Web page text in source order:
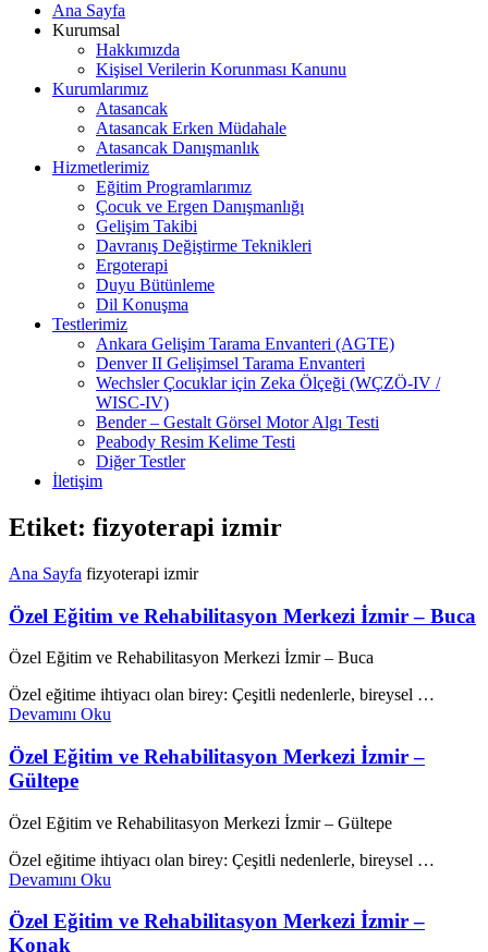
Ana Sayfa
Kurumsal
Hakkımızda
Kişisel Verilerin Korunması Kanunu
Kurumlarımız
Atasancak
Atasancak Erken Müdahale
Atasancak Danışmanlık
Hizmetlerimiz
Eğitim Programlarımız
Çocuk ve Ergen Danışmanlığı
Gelişim Takibi
Davranış Değiştirme Teknikleri
Ergoterapi
Duyu Bütünleme
Dil Konuşma
Testlerimiz
Ankara Gelişim Tarama Envanteri (AGTE)
Denver II Gelişimsel Tarama Envanteri
Wechsler Çocuklar için Zeka Ölçeği (WÇZÖ-IV /
WISC-IV)
Bender – Gestalt Görsel Motor Algı Testi
Peabody Resim Kelime Testi
Diğer Testler
İletişim
Etiket: fizyoterapi izmir
Ana Sayfa fizyoterapi izmir
Özel Eğitim ve Rehabilitasyon Merkezi İzmir – Buca
Özel Eğitim ve Rehabilitasyon Merkezi İzmir – Buca
Özel eğitime ihtiyacı olan birey: Çeşitli nedenlerle, bireysel …
Devamını Oku
Özel Eğitim ve Rehabilitasyon Merkezi İzmir –
Gültepe
Özel Eğitim ve Rehabilitasyon Merkezi İzmir – Gültepe
Özel eğitime ihtiyacı olan birey: Çeşitli nedenlerle, bireysel …
Devamını Oku
Özel Eğitim ve Rehabilitasyon Merkezi İzmir –
Konak